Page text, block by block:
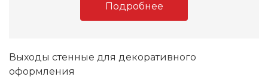
Подробнее
Выходы стенные для декоративного
оформления